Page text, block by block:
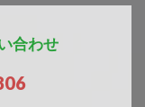
合わせ